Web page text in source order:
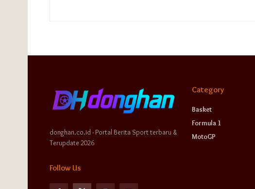
donghan.co.id - Portal Berita Sport terbaru &
Terupdate 2026
Follow Us
Category
Basket
Formula 1
MotoGP